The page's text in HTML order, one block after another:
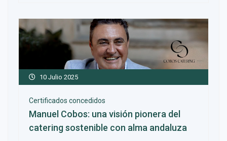
Certificados concedidos
10 Julio 2025
Manuel Cobos: una visión pionera del
catering sostenible con alma andaluza